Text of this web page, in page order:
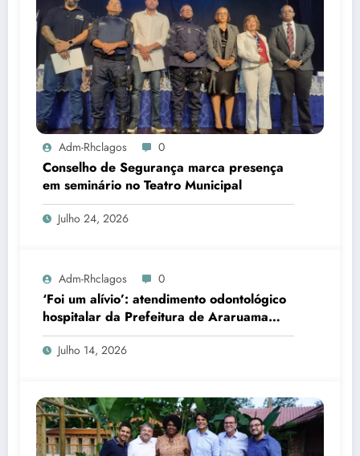
Adm-Rhclagos 0
Conselho de Segurança marca presença
em seminário no Teatro Municipal
Julho 24, 2026
Adm-Rhclagos 0
‘Foi um alívio’: atendimento odontológico
hospitalar da Prefeitura de Araruama
transforma rotina de famílias atípicas
Julho 14, 2026